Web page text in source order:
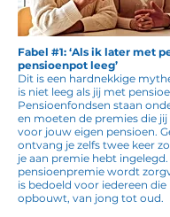
Fabel #1: ‘Als ik later met
pensioenpot leeg’
Dit is een hardnekkige
is niet leeg als jij met
Pensioenfondsen staan
en moeten de premies die
voor jouw eigen pensioen.
ontvang je zelfs twee keer
je aan premie hebt ingelegd.
pensioenpremie wordt
is bedoeld voor iedereen die
opbouwt, van jong tot oud.